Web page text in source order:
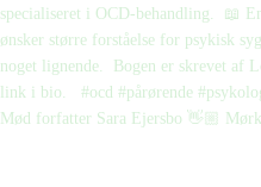
Mød forfatter Sara Ejersbo 👋🏼